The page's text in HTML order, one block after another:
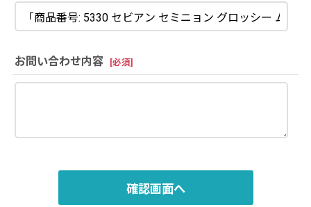
お問い合わせ内容 [必須]
確認画面へ